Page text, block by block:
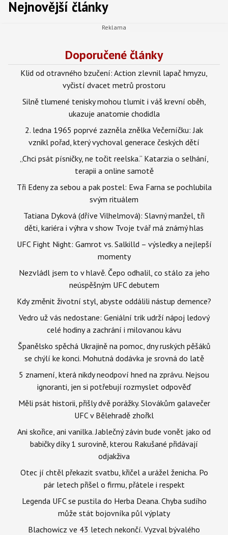
Nejnovější články
Doporučené články
Klid od otravného bzučení: Action zlevnil lapač hmyzu,
vyčistí dvacet metrů prostoru
Silně tlumené tenisky mohou tlumit i váš krevní oběh,
ukazuje anatomie chodidla
2. ledna 1965 poprvé zazněla znělka Večerníčku: Jak
vznikl pořad, který vychoval generace českých dětí
„Chci psát písničky, ne točit reelska.“ Katarzia o selhání,
terapii a online samotě
Tři Edeny za sebou a pak postel: Ewa Farna se pochlubila
svým rituálem
Tatiana Dyková (dříve Vilhelmová): Slavný manžel, tři
děti, kariéra i výhra v show Tvoje tvář má známý hlas
UFC Fight Night: Gamrot vs. Salkilld – výsledky a nejlepší
momenty
Nezvládl jsem to v hlavě. Čepo odhalil, co stálo za jeho
neúspěšným UFC debutem
Kdy změnit životní styl, abyste oddálili nástup demence?
Vedro už vás nedostane: Geniální trik udrží nápoj ledový
celé hodiny a zachrání i milovanou kávu
Španělsko spěchá Ukrajině na pomoc, dny ruských pěšáků
se chýlí ke konci. Mohutná dodávka je srovná do latě
5 znamení, která nikdy neodpoví hned na zprávu. Nejsou
ignoranti, jen si potřebují rozmyslet odpověď
Měli psát historii, přišly dvě porážky. Slovákům galavečer
UFC v Bělehradě zhořkl
Ani skořice, ani vanilka. Jablečný závin bude vonět jako od
babičky díky 1 surovině, kterou Rakušané přidávají
odjakživa
Otec jí chtěl překazit svatbu, křičel a urážel ženicha. Po
pár letech přišel o firmu, přátele i respekt
Legenda UFC se pustila do Herba Deana. Chyba sudího
může stát bojovníka půl výplaty
Blachowicz ve 43 letech nekončí. Vyzval bývalého